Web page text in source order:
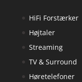
HiFi Forstærker
Højtaler
Streaming
TV & Surround
Høretelefoner